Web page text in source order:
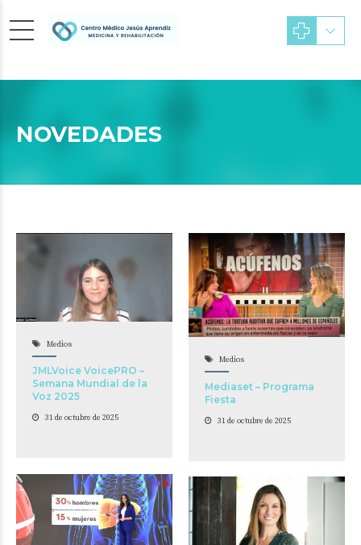
NOVEDADES
Medios
JMLVoice VoicePRO –
Semana Mundial de la
Voz 2025
31 de octubre de 2025
Medios
Mediaset – Programa
Fiesta
31 de octubre de 2025